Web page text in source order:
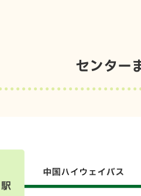
センター